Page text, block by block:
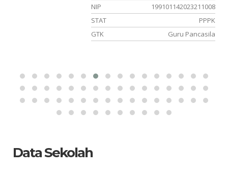
NIP
199101142023211008
STAT
PPPK
GTK
Guru Pancasila
Data Sekolah